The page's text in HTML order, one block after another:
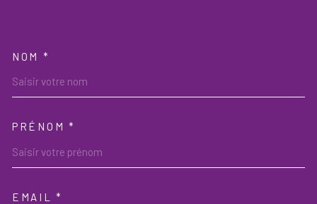
NOM *
PRÉNOM *
EMAIL *